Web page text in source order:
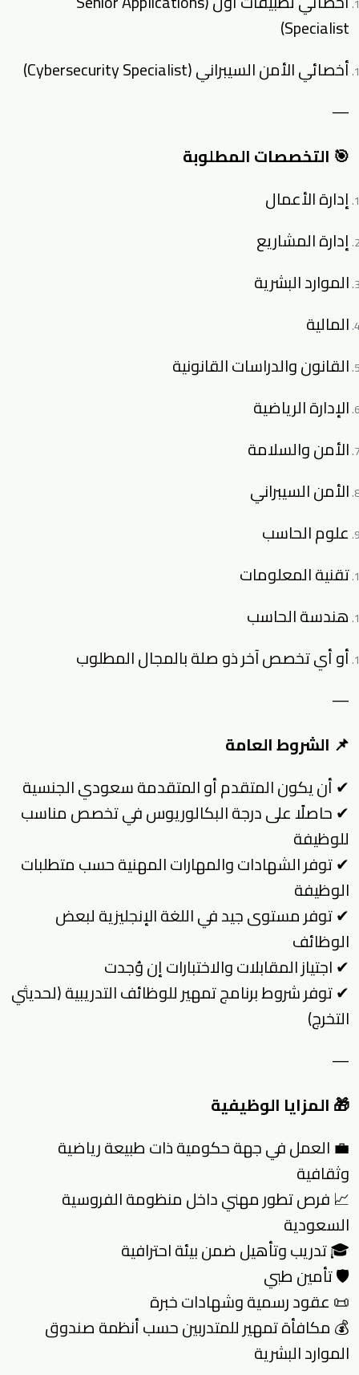
Specialist)
أخصائي الأمن السيبراني (Cybersecurity Specialist)
—
🎯 التخصصات المطلوبة
إدارة الأعمال
إدارة المشاريع
الموارد البشرية
المالية
القانون والدراسات القانونية
الإدارة الرياضية
الأمن والسلامة
الأمن السيبراني
علوم الحاسب
تقنية المعلومات
هندسة الحاسب
أو أي تخصص آخر ذو صلة بالمجال المطلوب
—
📌 الشروط العامة
✔ أن يكون المتقدم أو المتقدمة سعودي الجنسية
✔ حاصلًا على درجة البكالوريوس في تخصص مناسب
للوظيفة
✔ توفر الشهادات والمهارات المهنية حسب متطلبات
الوظيفة
✔ توفر مستوى جيد في اللغة الإنجليزية لبعض
الوظائف
✔ اجتياز المقابلات والاختبارات إن وُجدت
✔ توفر شروط برنامج تمهير للوظائف التدريبية (لحديثي
التخرج)
—
🎁 المزايا الوظيفية
💼 العمل في جهة حكومية ذات طبيعة رياضية
وثقافية
📈 فرص تطور مهني داخل منظومة الفروسية
السعودية
🎓 تدريب وتأهيل ضمن بيئة احترافية
🛡️ تأمين طبي
📜 عقود رسمية وشهادات خبرة
💰 مكافأة تمهير للمتدربين حسب أنظمة صندوق
الموارد البشرية